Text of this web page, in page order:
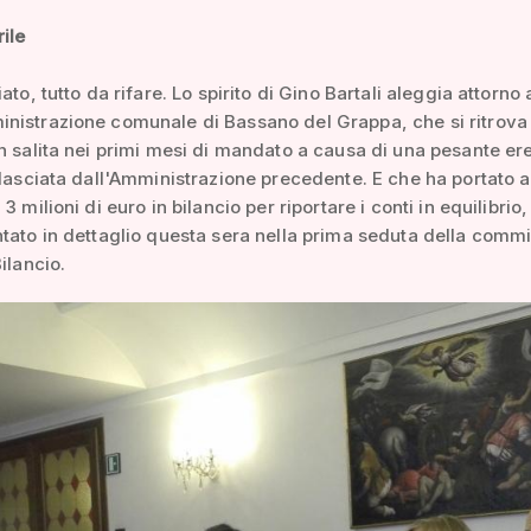
tutto da rifare. Lo spirito di Gino Bartali aleggia attorno
comunale di Bassano del Grappa, che si
salita nei primi mesi di mandato a causa di una pesante
dall'Amministrazione precedente. E che ha portato
milioni di euro in bilancio per riportare i conti in
in dettaglio questa sera nella prima seduta della